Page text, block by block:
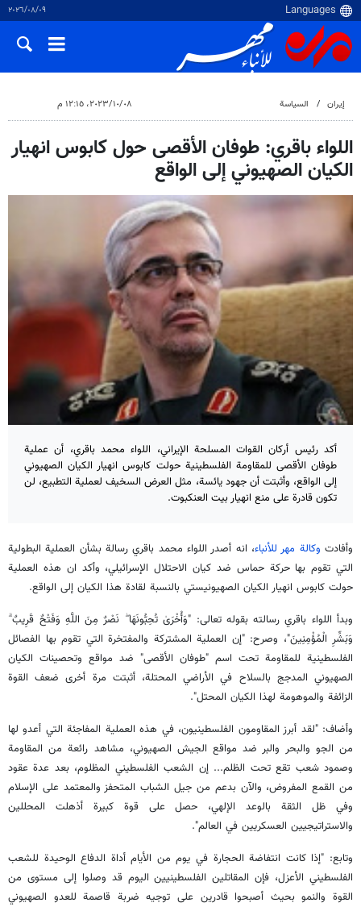
٠٩‏/٠٨‏/٢٠٢٦
إيران السياسة ٠٨‏/١٠‏/٢٠٢٣، ١٢:١٥ م
اللواء باقري: طوفان الأقصى حول كابوس انهيار
الكيان الصهيوني إلى الواقع
أكد رئيس أركان القوات المسلحة الإيراني، اللواء محمد باقري، أن عملية
طوفان الأقصى للمقاومة الفلسطينية حولت كابوس انهيار الكيان الصهيوني
إلى الواقع، وأثبتت أن جهود يائسة، مثل العرض السخيف لعملية التطبيع، لن
تكون قادرة على منع انهيار بيت العنكبوت.
وأفادت وكالة مهر للأنباء، انه أصدر اللواء محمد باقري رسالة بشأن العملية البطولية
التي تقوم بها حركة حماس ضد كيان الاحتلال الإسرائيلي، وأكد ان هذه العملية
حولت كابوس انهيار الكيان الصهيونيستي بالنسبة لقادة هذا الكيان إلى الواقع.
وبدأ اللواء باقري رسالته بقوله تعالى: "وَأُخْرَىٰ تُحِبُّونَهَا ۖ نَصْرٌ مِنَ اللَّهِ وَفَتْحٌ قَرِیبٌ ۗ
وَبَشِّرِ الْمُؤْمِنِینَ"، وصرح: "إن العملية المشتركة والمفتخرة التي تقوم بها الفصائل
الفلسطينية للمقاومة تحت اسم "طوفان الأقصى" ضد مواقع وتحصينات الكيان
الصهيوني المدجج بالسلاح في الأراضي المحتلة، أثبتت مرة أخرى ضعف القوة
الزائفة والموهومة لهذا الكيان المحتل".
وأضاف: "لقد أبرز المقاومون الفلسطينيون، في هذه العملية المفاجئة التي أعدو لها
من الجو والبحر والبر ضد مواقع الجيش الصهيوني، مشاهد رائعة من المقاومة
وصمود شعب تقع تحت الظلم... إن الشعب الفلسطيني المظلوم، بعد عدة عقود
من القمع المفروض، والآن بدعم من جيل الشباب المتحفز والمعتمد على الإسلام
وفي ظل الثقة بالوعد الإلهي، حصل على قوة كبيرة أذهلت المحللين
والاستراتيجيين العسكريين في العالم".
وتابع: "إذا كانت انتفاضة الحجارة في يوم من الأيام أداة الدفاع الوحيدة للشعب
الفلسطيني الأعزل، فإن المقاتلين الفلسطينيين اليوم قد وصلوا إلى مستوى من
القوة والنمو بحيث أصبحوا قادرين على توجيه ضربة قاصمة للعدو الصهيوني